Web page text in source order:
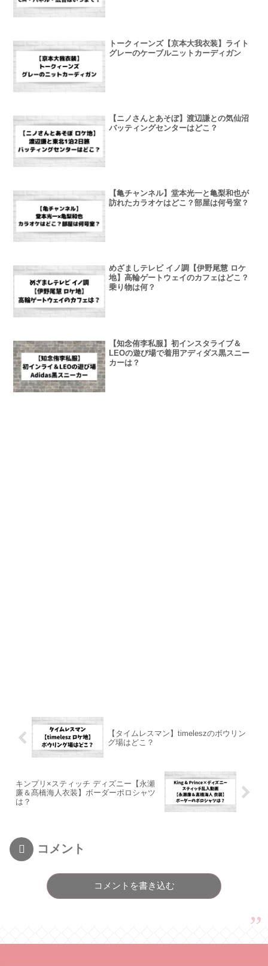
トークィーンズ【京本大我衣装】ライト
グレーのケーブルニットカーディガン
【ニノさんとあそぼ】渡辺謙との気仙沼
バッティングセンターはどこ？
【亀チャンネル】堂本光一と亀梨和也が
訪れたカラオケはどこ？部屋は何号室？
めざましテレビ イノ調【伊野尾慧 ロケ
地】高輪ゲートウェイのカフェはどこ？
乗り物は何？
【知念侑李私服】初インスタライブ＆
LEOの遊び場で着用アディダス黒スニー
カーは？
【タイムレスマン】timeleszのボウリン
グ場はどこ？
キンプリ×スティッチ ディズニー【永瀬
廉＆髙橋海人衣装】ボーダーポロシャツ
は？
コメント
コメントを書き込む